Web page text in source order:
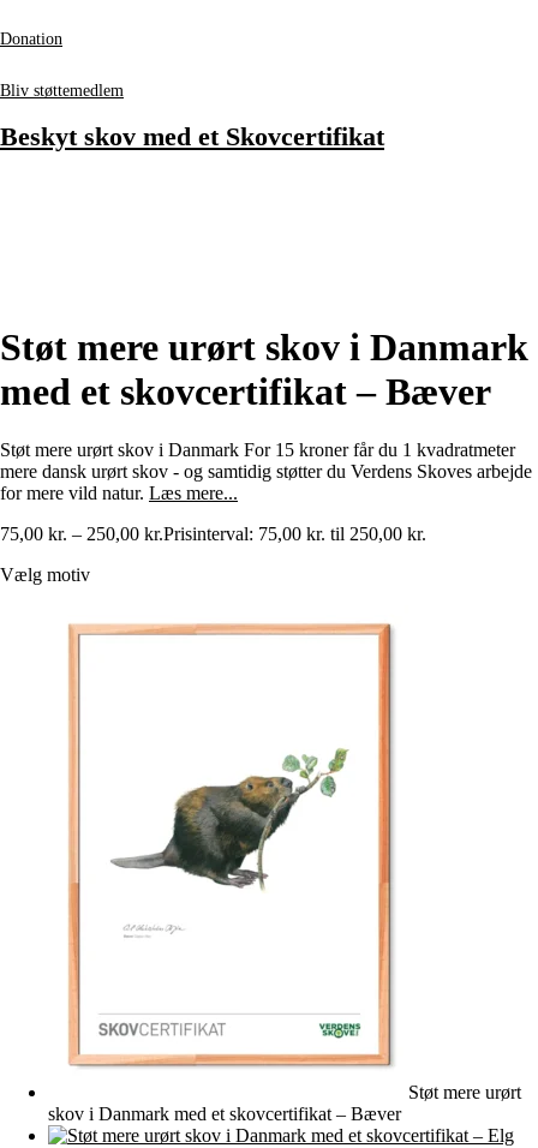
Donation
Bliv støttemedlem
Beskyt skov med et Skovcertifikat
Støt mere urørt skov i Danmark
med et skovcertifikat – Bæver
Støt mere urørt skov i Danmark For 15 kroner får du 1 kvadratmeter
mere dansk urørt skov - og samtidig støtter du Verdens Skoves arbejde
for mere vild natur. Læs mere...
75,00 kr. – 250,00 kr.Prisinterval: 75,00 kr. til 250,00 kr.
Vælg motiv
Støt mere urørt
skov i Danmark med et skovcertifikat – Bæver